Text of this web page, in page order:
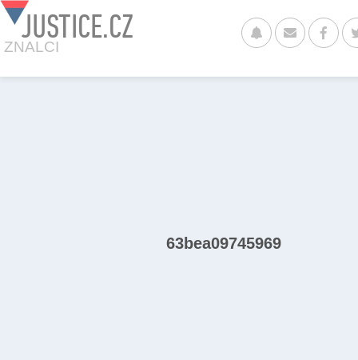
JUSTICE.CZ
ZNALCI
63bea09745969